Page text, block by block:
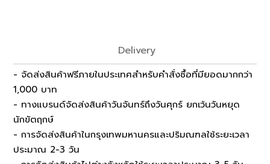
Delivery
- จัดส่งสินค้าฟรีภายในประเทศสำหรับคำสั่งซื้อที่มียอดมากกว่า
1,000 บาท
- ทางแบรนด์จัดส่งสินค้าวันจันทร์ถึงวันศุกร์ ยกเว้นวันหยุด
นักขัตฤกษ์
- การจัดส่งสินค้าในกรุงเทพมหานครและปริมณฑลใช้ระยะเวลา
ประมาณ 2-3 วัน